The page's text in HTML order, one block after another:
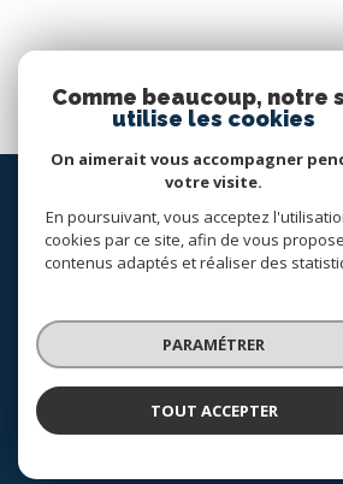
© 2026 | TOUS DROITS RÉSERVÉS | TRADUCTION
NOS HONORAIRES
PLAN DU SITE MENTIONS LÉGALES
POLITIQUE RGPD
Comme beaucoup, notre
utilise les cookies
On aimerait vous accompagner
votre visite.
En poursuivant, vous acceptez
cookies par ce site, afin de vous
contenus adaptés et réaliser des
PARAMÉTRER
TOUT ACCEPTER